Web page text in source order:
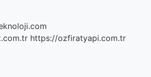
https://ozfiratyapi.com.tr